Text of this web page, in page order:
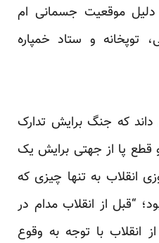
موقعیت جسمانی ‌ام
و ستاد خمپاره
که جنگ برایش تدارک
پا از جهتی برایش یک
انقلاب به تنها چیزی که
“قبل از انقلاب مدام در
انقلاب با توجه به وقوع